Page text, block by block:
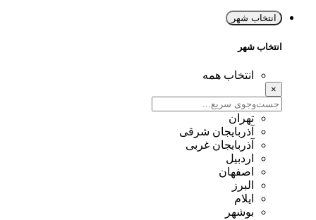
انتخاب شهر
انتخاب شهر
انتخاب همه
×
تهران
آذربایجان شرقی
آذربایجان غربی
اردبیل
اصفهان
البرز
ایلام
بوشهر